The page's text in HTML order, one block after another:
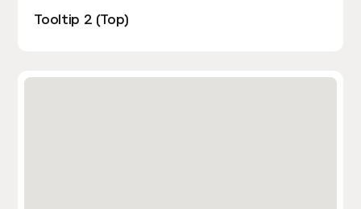
Tooltip 2 (Top)